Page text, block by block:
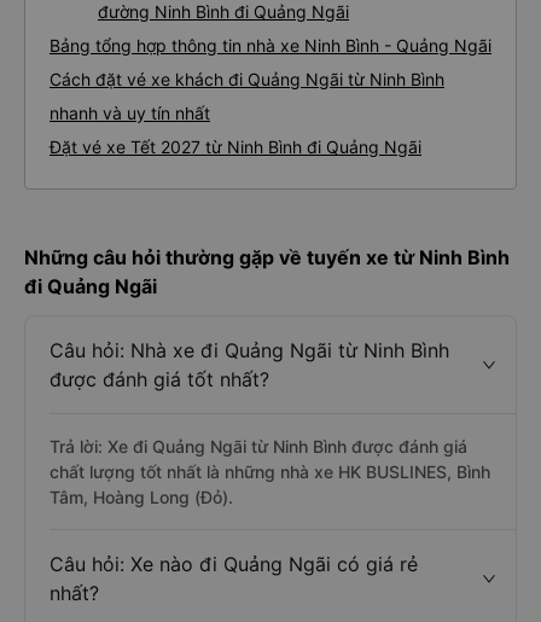
đường Ninh Bình đi Quảng Ngãi
Bảng tổng hợp thông tin nhà xe Ninh Bình - Quảng Ngãi
Cách đặt vé xe khách đi Quảng Ngãi từ Ninh Bình
nhanh và uy tín nhất
Đặt vé xe Tết 2027 từ Ninh Bình đi Quảng Ngãi
Những câu hỏi thường gặp về tuyến xe từ Ninh Bình
đi Quảng Ngãi
Câu hỏi: Nhà xe đi Quảng Ngãi từ Ninh Bình
được đánh giá tốt nhất?
Trả lời: Xe đi Quảng Ngãi từ Ninh Bình được đánh giá
chất lượng tốt nhất là những nhà xe HK BUSLINES, Bình
Tâm, Hoàng Long (Đỏ).
Câu hỏi: Xe nào đi Quảng Ngãi có giá rẻ
nhất?